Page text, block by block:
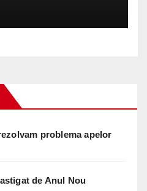
problema apelor
de Anul Nou